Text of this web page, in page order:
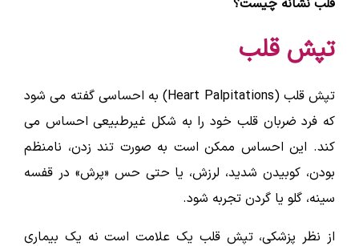
قلب نشانه چیست؟
تپش قلب
تپش قلب (Heart Palpitations) به احساسی گفته می شود
که فرد ضربان قلب خود را به شکل غیرطبیعی احساس می
کند. این احساس ممکن است به صورت تند زدن، نامنظم
بودن، کوبیدن شدید، لرزش، یا حتی حس «پرش» در قفسه
سینه، گلو یا گردن تجربه شود.
از نظر پزشکی، تپش قلب یک علامت است نه یک بیماری